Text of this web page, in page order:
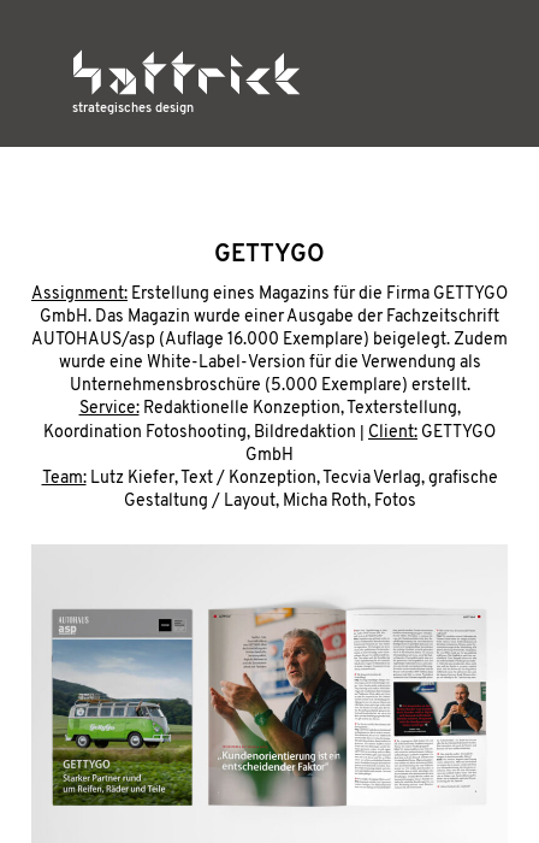
strategisches design
GETTYGO
Assignment: Erstellung eines Magazins für die Firma GETTYGO
GmbH. Das Magazin wurde einer Ausgabe der Fachzeitschrift
AUTOHAUS/asp (Auflage 16.000 Exemplare) beigelegt. Zudem
wurde eine White-Label-Version für die Verwendung als
Unternehmensbroschüre (5.000 Exemplare) erstellt.
Service:Redaktionelle Konzeption, Texterstellung,
Koordination Fotoshooting, Bildredaktion | Client: GETTYGO
GmbH
Team:Lutz Kiefer, Text / Konzeption, Tecvia Verlag, grafische
Gestaltung / Layout, Micha Roth, Fotos